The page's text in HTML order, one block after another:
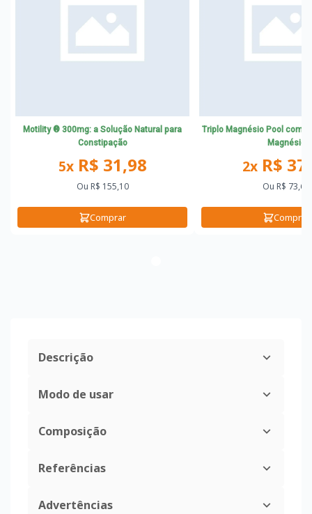
Motility ® 300mg: a Solução Natural para
Constipação
5xR$ 31,98
Ou R$ 155,10
Comprar
Triplo Magnésio Pool com
Magnésio
2xR$
Ou R$ 73,62
Comprar
Descrição
Modo de usar
Composição
Referências
Advertências